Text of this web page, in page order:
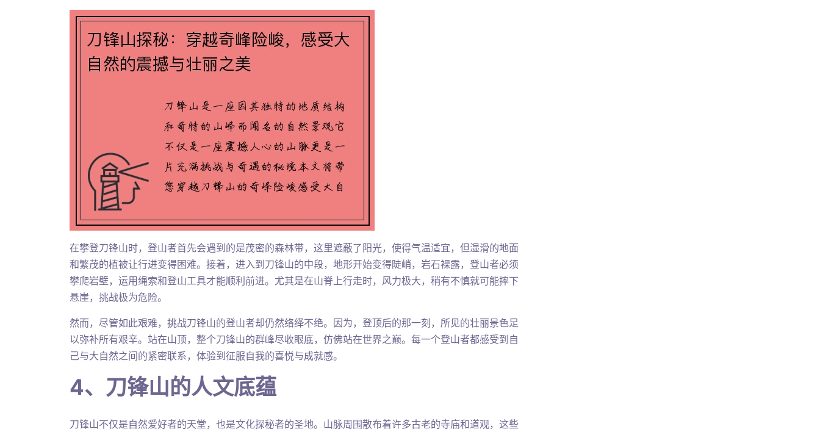
在攀登刀锋山时，登山者首先会遇到的是茂密的森林带，这里遮蔽了阳光，使得气温适宜，但湿滑的地面
和繁茂的植被让行进变得困难。接着，进入到刀锋山的中段，地形开始变得陡峭，岩石裸露，登山者必须
攀爬岩壁，运用绳索和登山工具才能顺利前进。尤其是在山脊上行走时，风力极大，稍有不慎就可能摔下
悬崖，挑战极为危险。
然而，尽管如此艰难，挑战刀锋山的登山者却仍然络绎不绝。因为，登顶后的那一刻，所见的壮丽景色足
以弥补所有艰辛。站在山顶，整个刀锋山的群峰尽收眼底，仿佛站在世界之巅。每一个登山者都感受到自
己与大自然之间的紧密联系，体验到征服自我的喜悦与成就感。
4、刀锋山的人文底蕴
刀锋山不仅是自然爱好者的天堂，也是文化探秘者的圣地。山脉周围散布着许多古老的寺庙和道观，这些